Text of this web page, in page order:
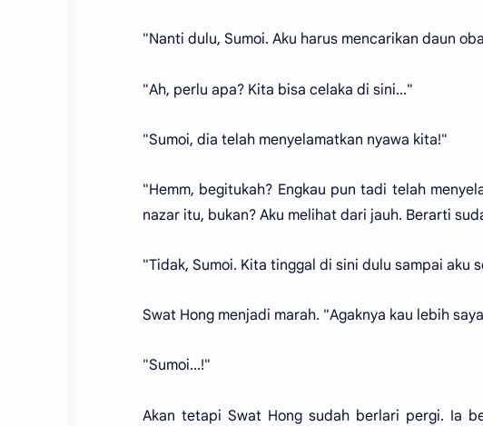
"Nanti dulu, Sumoi. Aku harus mencarikan daun
"Ah, perlu apa? Kita bisa celaka di sini..."
"Sumoi, dia telah menyelamatkan nyawa kita!"
"Hemm, begitukah? Engkau pun tadi telah
nazar itu, bukan? Aku melihat dari jauh. Berarti
"Tidak, Sumoi. Kita tinggal di sini dulu sampai aku
Swat Hong menjadi marah. "Agaknya kau lebih
"Sumoi...!"
Akan tetapi Swat Hong sudah berlari pergi. Ia